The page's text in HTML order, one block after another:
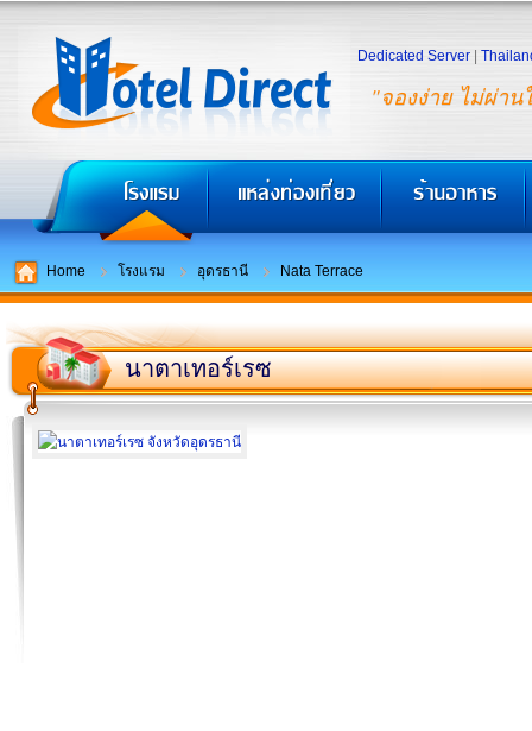
"จองง่าย ไม่ผ่าน
Dedicated Server
Home โรงแรม อุดรธานี Nata Terrace
นาตาเทอร์เรซ